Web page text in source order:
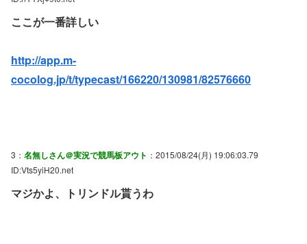
ここが一番詳しい
http://app.m-
cocolog.jp/t/typecast/166220/130981/82576660
3： 名無しさん＠実況で競馬板アウト ：2015/08/24(月) 19:06:03.79
ID:Vts5yiH20.net
マジかよ、トリンドル貰うわ